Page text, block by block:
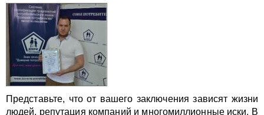
Представьте, что от вашего заключения зависят жизни
людей, репутация компаний и многомиллионные иски. В